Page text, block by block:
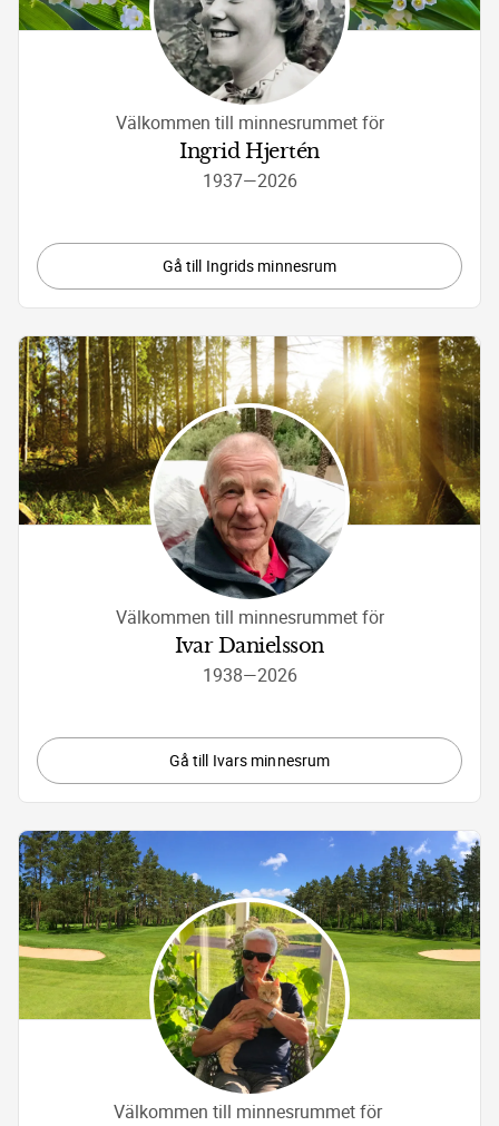
Välkommen till minnesrummet för
Ingrid Hjertén
1937—2026
Gå till Ingrids minnesrum
Välkommen till minnesrummet för
Ivar Danielsson
1938—2026
Gå till Ivars minnesrum
Välkommen till minnesrummet för